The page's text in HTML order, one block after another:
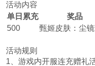
活动内容
单日累充
奖品
500
甄姬皮肤：尘
活动规则
1、游戏内开服连充赠礼